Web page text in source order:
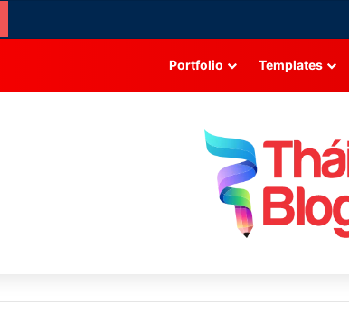
Portfolio Templates